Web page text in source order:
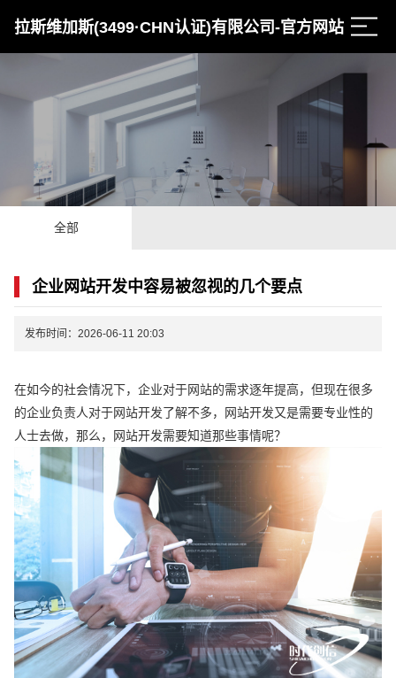
拉斯维加斯(3499·CHN认证)有限公司-官方网站
全部
企业网站开发中容易被忽视的几个要点
发布时间：2026-06-11 20:03
在如今的社会情况下，企业对于网站的需求逐年提高，但现在很多
的企业负责人对于网站开发了解不多，网站开发又是需要专业性的
人士去做，那么，网站开发需要知道那些事情呢？